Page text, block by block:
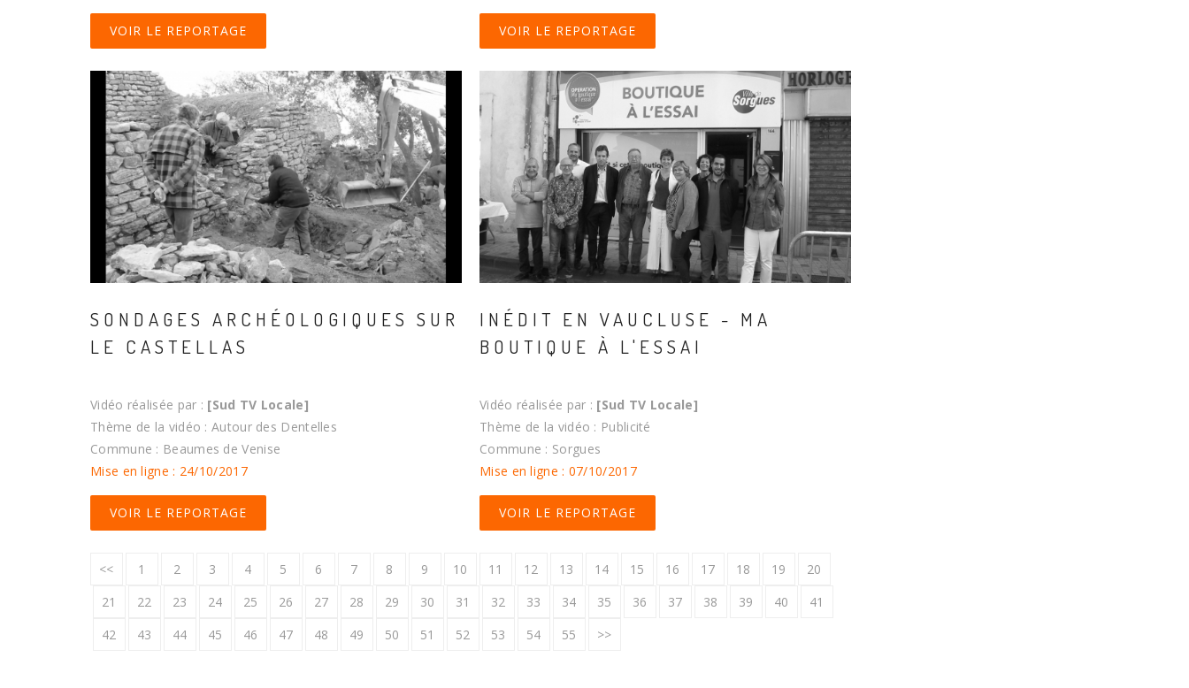
VOIR LE REPORTAGE VOIR LE REPORTAGE
SONDAGES ARCHÉOLOGIQUES SUR
LE CASTELLAS
Vidéo réalisée par : [Sud TV Locale]
Thème de la vidéo : Autour des Dentelles
Commune : Beaumes de Venise
Mise en ligne : 24/10/2017
VOIR LE REPORTAGE
INÉDIT EN VAUCLUSE - MA
BOUTIQUE À L'ESSAI
Vidéo réalisée par : [Sud TV Locale]
Thème de la vidéo : Publicité
Commune : Sorgues
Mise en ligne : 07/10/2017
VOIR LE REPORTAGE
<< 1 2 3 4 5 6 7 8 9 10 11 12 13 14 15 16 17 18 19
20
21
22 23 24 25 26 27 28 29 30 31 32 33 34 35 36 37 38 39 40
41
42
43 44 45 46 47 48 49 50 51 52 53 54 55 >>